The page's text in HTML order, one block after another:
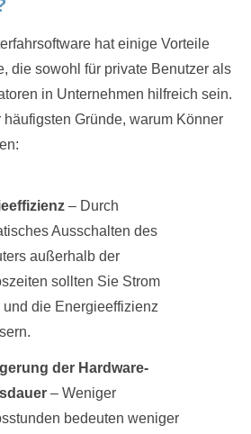
hat einige Vorteile
die sowohl für private Benutzer als
in Unternehmen hilfreich sein.
Gründe, warum Könner
– Durch
Ausschalten des
außerhalb der
sollten Sie Strom
und die Energieeffizienz
der Hardware-
– Weniger
bedeuten weniger